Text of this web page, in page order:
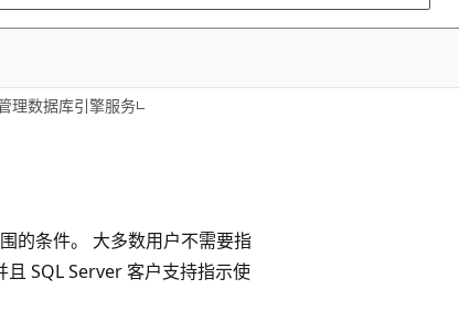
理数据库引擎服务
的条件。 大多数用户不需要指
SQL Server 客户支持指示使